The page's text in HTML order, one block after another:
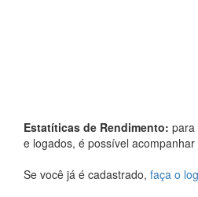
Estatíticas de Rendimento: para
e logados, é possível
Se você já é cadastrado, faça o